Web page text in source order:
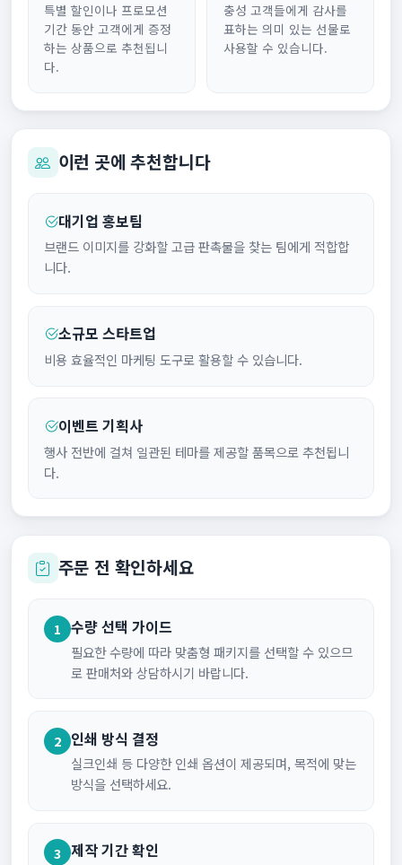
특별 할인이나 프로모션
기간 동안 고객에게 증정
하는 상품으로 추천됩니
다.
충성 고객들에게 감사를
표하는 의미 있는 선물로
사용할 수 있습니다.
이런 곳에 추천합니다
대기업 홍보팀
브랜드 이미지를 강화할 고급 판촉물을 찾는 팀에게 적합합
니다.
소규모 스타트업
비용 효율적인 마케팅 도구로 활용할 수 있습니다.
이벤트 기획사
행사 전반에 걸쳐 일관된 테마를 제공할 품목으로 추천됩니
다.
주문 전 확인하세요
1 수량 선택 가이드
필요한 수량에 따라 맞춤형 패키지를 선택할 수 있으므
로 판매처와 상담하시기 바랍니다.
2 인쇄 방식 결정
실크인쇄 등 다양한 인쇄 옵션이 제공되며, 목적에 맞는
방식을 선택하세요.
3 제작 기간 확인